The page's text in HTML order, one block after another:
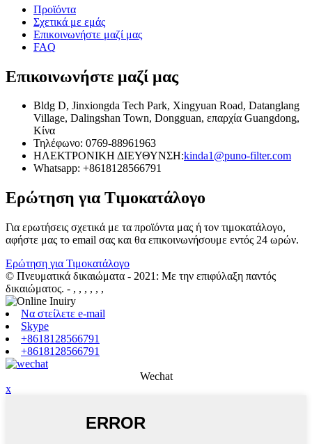
Προϊόντα
Σχετικά με εμάς
Επικοινωνήστε μαζί μας
FAQ
Επικοινωνήστε μαζί μας
Bldg D, Jinxiongda Tech Park, Xingyuan Road, Datanglang
Village, Dalingshan Town, Dongguan, επαρχία Guangdong,
Κίνα
Τηλέφωνο: 0769-88961963
ΗΛΕΚΤΡΟΝΙΚΗ ΔΙΕΥΘΥΝΣΗ:kinda1@puno-filter.com
Whatsapp: +8618128566791
Ερώτηση για Τιμοκατάλογο
Για ερωτήσεις σχετικά με τα προϊόντα μας ή τον τιμοκατάλογο,
αφήστε μας το email σας και θα επικοινωνήσουμε εντός 24 ωρών.
Ερώτηση για Τιμοκατάλογο
© Πνευματικά δικαιώματα - 2021: Με την επιφύλαξη παντός
δικαιώματος. - , , , , , ,
Να στείλετε e-mail
Skype
+8618128566791
+8618128566791
Wechat
x